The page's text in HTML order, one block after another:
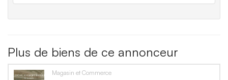
Plus de biens de ce annonceur
Magasin et Commerce